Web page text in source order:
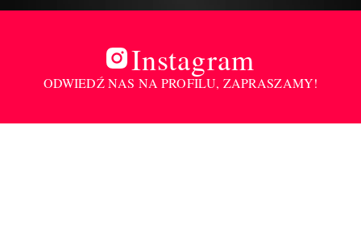
Instagram
ODWIEDŹ NAS NA PROFILU, ZAPRASZAMY!